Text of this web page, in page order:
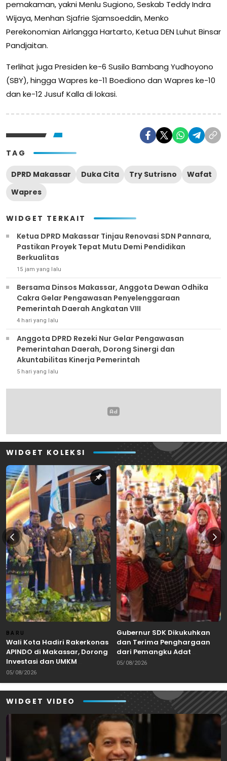
pemakaman, yakni Menlu Sugiono, Seskab Teddy Indra
Wijaya, Menhan Sjafrie Sjamsoeddin, Menko
Perekonomian Airlangga Hartarto, Ketua DEN Luhut Binsar
Pandjaitan.
Terlihat juga Presiden ke-6 Susilo Bambang Yudhoyono
(SBY), hingga Wapres ke-11 Boediono dan Wapres ke-10
dan ke-12 Jusuf Kalla di lokasi.
TAG
DPRD Makassar Duka Cita Try Sutrisno
Wafat
Wapres
WIDGET TERKAIT
Ketua DPRD Makassar Tinjau Renovasi SDN Pannara,
Pastikan Proyek Tepat Mutu Demi Pendidikan
Berkualitas
15 jam yang lalu
Bersama Dinsos Makassar, Anggota Dewan Odhika
Cakra Gelar Pengawasan Penyelenggaraan
Pemerintah Daerah Angkatan VIII
4 hari yang lalu
Anggota DPRD Rezeki Nur Gelar Pengawasan
Pemerintahan Daerah, Dorong Sinergi dan
Akuntabilitas Kinerja Pemerintah
5 hari yang lalu
WIDGET KOLEKSI
BARU
Wali Kota Hadiri Rakerkonas
APINDO di Makassar, Dorong
Investasi dan UMKM
Parepare Tembus Pasar
05/08/2026
Gubernur SDK Dikukuhkan
dan Terima Penghargaan
dari Pemangku Adat
Arajang Balanipa Mandar
05/08/2026
WIDGET VIDEO